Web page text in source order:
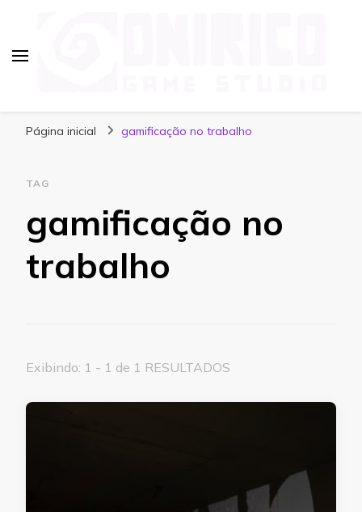
Página inicial gamificação no trabalho
TAG
gamificação no
trabalho
Exibindo: 1 - 1 de 1 RESULTADOS